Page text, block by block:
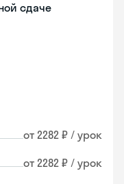
сдаче
от 2282 ₽ / урок
от 2282 ₽ / урок